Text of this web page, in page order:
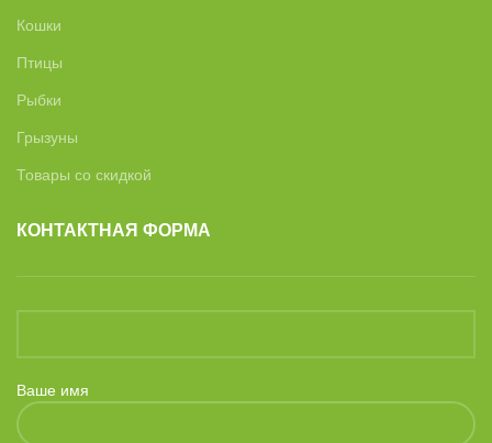
Кошки
Птицы
Рыбки
Грызуны
Товары со скидкой
КОНТАКТНАЯ ФОРМА
Ваше имя